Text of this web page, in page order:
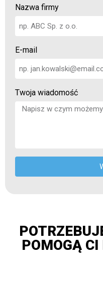
Nazwa firmy
E-mail
Twoja wiadomość
POMOGĄ